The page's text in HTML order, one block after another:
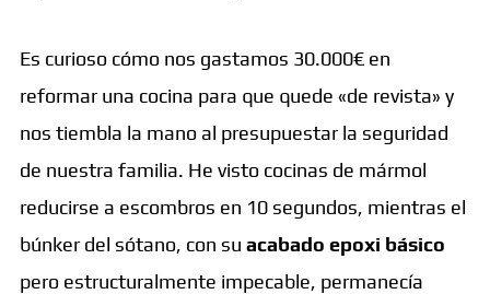
Es curioso cómo nos gastamos 30.000€ en
reformar una cocina para que quede «de revista» y
nos tiembla la mano al presupuestar la seguridad
de nuestra familia. He visto cocinas de mármol
reducirse a escombros en 10 segundos, mientras el
búnker del sótano, con su acabado epoxi básico
pero estructuralmente impecable, permanecía